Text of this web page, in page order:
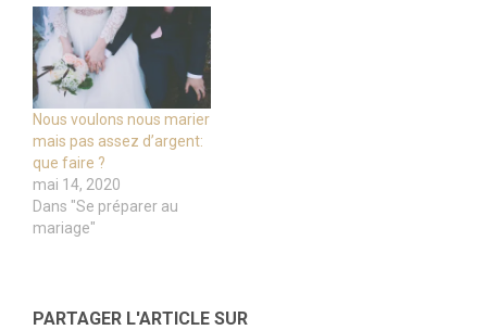
Nous voulons nous marier
mais pas assez d’argent:
que faire ?
mai 14, 2020
Dans "Se préparer au
mariage"
PARTAGER L'ARTICLE SUR